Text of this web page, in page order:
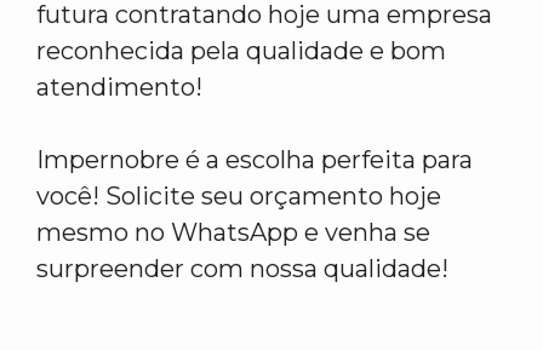
futura contratando hoje uma empresa
reconhecida pela qualidade e bom
atendimento!
Impernobre é a escolha perfeita para
você! Solicite seu orçamento hoje
mesmo no WhatsApp e venha se
surpreender com nossa qualidade!